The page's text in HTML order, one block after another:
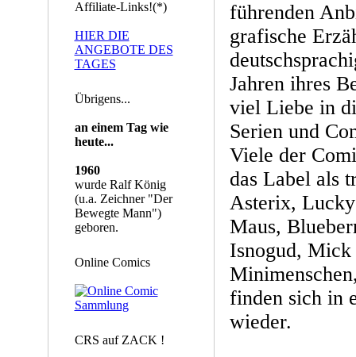
Affiliate-Links!(*)
HIER DIE
ANGEBOTE DES
TAGES
Übrigens...
an einem Tag wie
heute...
1960
wurde Ralf König
(u.a. Zeichner "Der
Bewegte Mann")
geboren.
Online Comics
CRS auf ZACK !
führenden
grafische
Jahren ihres
viel Liebe in
Serien und
Viele der
das Label als
Asterix,
Maus,
Isnogud, Mick
finden sich in
wieder.